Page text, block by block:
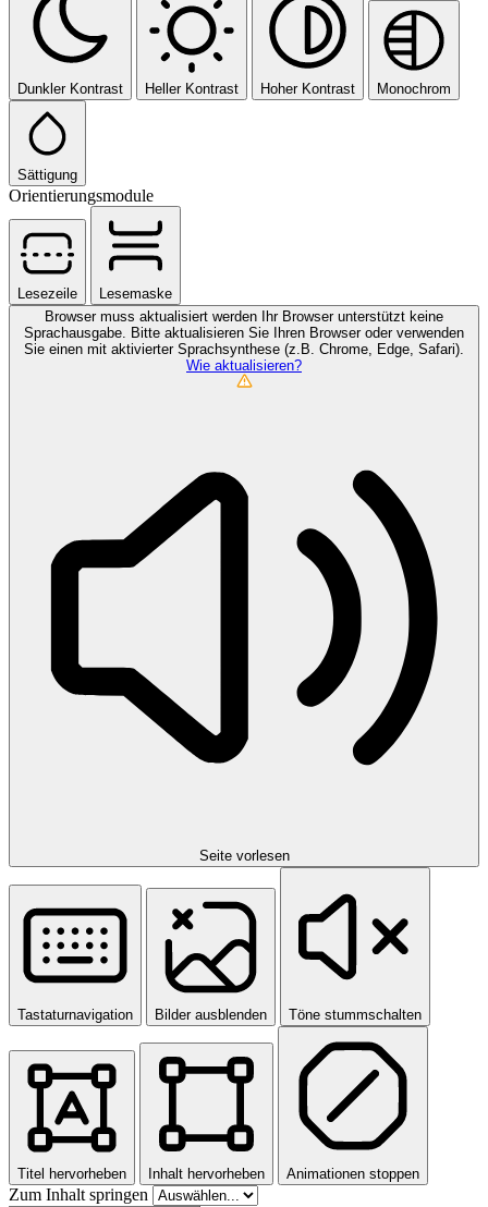
Dunkler Kontrast Heller Kontrast Hoher Kontrast Monochrom
Sättigung
Orientierungsmodule
Lesezeile
Lesemaske
Browser muss aktualisiert werden
Ihr Browser unterstützt keine
Sprachausgabe. Bitte aktualisieren Sie Ihren Browser oder verwenden
Sie einen mit aktivierter Sprachsynthese (z.B. Chrome, Edge, Safari).
Wie aktualisieren?
Seite vorlesen
Tastaturnavigation Bilder ausblenden Töne stummschalten
Titel hervorheben Inhalt hervorheben Animationen stoppen
Zum Inhalt springen